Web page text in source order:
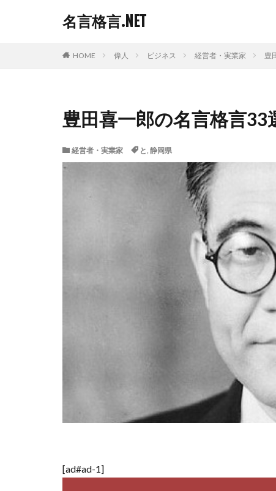
名言格言.NET
HOME 偉人 ビジネス 経営者・実業家 豊
豊田喜一郎の名言格言33
経営者・実業家 と, 静岡県
[ad#ad-1]